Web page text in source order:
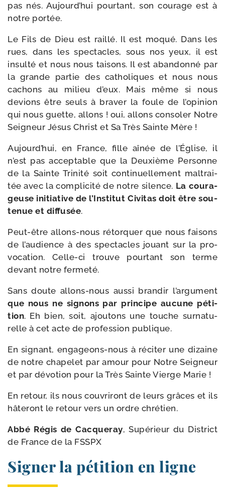
pas nés. Aujourd’hui pour­tant, son cou­rage est à
notre portée.
Le Fils de Dieu est raillé. Il est moqué. Dans les
rues, dans les spec­tacles, sous nos yeux, il est
insul­té et nous nous tai­sons. Il est aban­don­né par
la grande par­tie des catho­liques et nous nous
cachons au milieu d’eux. Mais même si nous
devions être seuls à bra­ver la foule de l’opinion
qui nous guette, allons ! oui, allons conso­ler Notre
Seigneur Jésus Christ et Sa Très Sainte Mère !
Aujourd’hui, en France, fille aînée de l’Église, il
n’est pas accep­table que la Deuxième Personne
de la Sainte Trinité soit conti­nuel­le­ment mal­trai­
tée avec la com­pli­ci­té de notre silence. La cou­ra­
geuse ini­tia­tive de l’Institut Civitas doit être sou­
te­nue et dif­fu­sée.
Peut-​être allons-​nous rétor­quer que nous fai­sons
de l’audience à des spec­tacles jouant sur la pro­
vo­ca­tion. Celle-​ci trouve pour­tant son terme
devant notre fermeté.
Sans doute allons-​nous aus­si bran­dir l’argument
que nous ne signons par prin­cipe aucune péti­
tion. Eh bien, soit, ajou­tons une touche sur­na­tu­
relle à cet acte de pro­fes­sion publique.
En signant, engageons-​nous à réci­ter une dizaine
de notre cha­pe­let par amour pour Notre Seigneur
et par dévo­tion pour la Très Sainte Vierge Marie !
En retour, ils nous cou­vri­ront de leurs grâces et ils
hâte­ront le retour vers un ordre chrétien.
Abbé Régis de Cacqueray, Supérieur du District
de France de la FSSPX
Signer la pétition en ligne